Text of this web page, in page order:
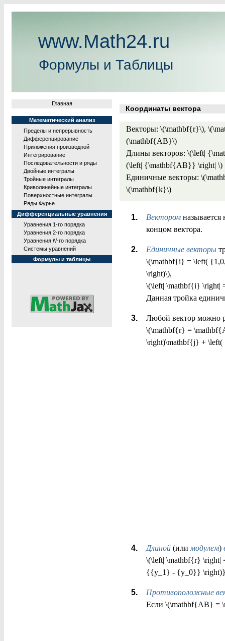
www.Math24.ru
Формулы и Таблицы
Главная
Математический анализ
Пределы и непрерывность
Дифференцирование
Приложения производной
Интегрирование
Последовательности и ряды
Двойные интегралы
Тройные интегралы
Криволинейные интегралы
Поверхностные интегралы
Ряды Фурье
Дифференциальные уравнения
Уравнения 1-го порядка
Уравнения 2-го порядка
Уравнения N-го порядка
Системы уравнений
Формулы и таблицы
Координаты вектора
Векторы: \(\mathbf{r}\),
(\mathbf{AB}\)
Длины векторов: \(\left|
(\left| {\mathbf{AB}} \right| \)
Единичные векторы:
\(\mathbf{k}\)
Векторомназывается
концом вектора.
Единичные векторы
\(\mathbf{i} = \left(
\right)\),
\(\left| \mathbf{i} \right|
Данная тройка
Любой вектор можно
\(\mathbf{r} =
\right)\mathbf{j} +
Длиной(или модулем)
\(\left| \mathbf{r}
{{y_1} - {y_0}}
Противоположные
Если \(\mathbf{AB} =